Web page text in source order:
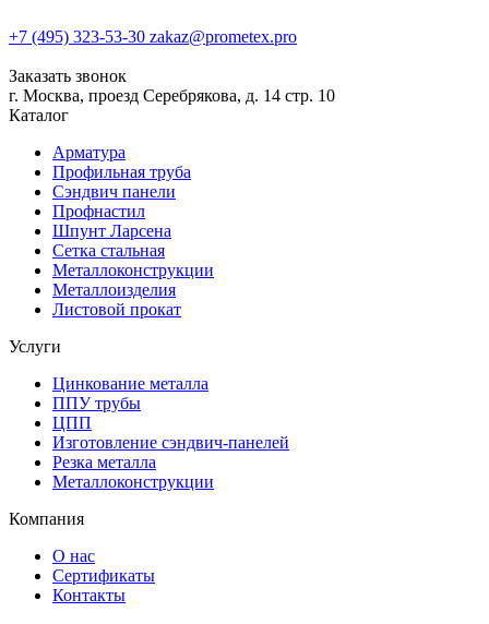
+7 (495) 323-53-30 zakaz@prometex.pro
Заказать звонок
г. Москва, проезд Серебрякова, д. 14 стр. 10
Каталог
Арматура
Профильная труба
Сэндвич панели
Профнастил
Шпунт Ларсена
Сетка стальная
Металлоконструкции
Металлоизделия
Листовой прокат
Услуги
Цинкование металла
ППУ трубы
ЦПП
Изготовление сэндвич-панелей
Резка металла
Металлоконструкции
Компания
О нас
Сертификаты
Контакты